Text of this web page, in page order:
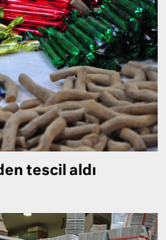
tescil aldı